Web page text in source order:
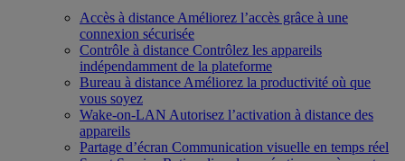
Accès à distance Améliorez l’accès grâce à une
connexion sécurisée
Contrôle à distance Contrôlez les appareils
indépendamment de la plateforme
Bureau à distance Améliorez la productivité où que
vous soyez
Wake-on-LAN Autorisez l’activation à distance des
appareils
Partage d’écran Communication visuelle en temps réel